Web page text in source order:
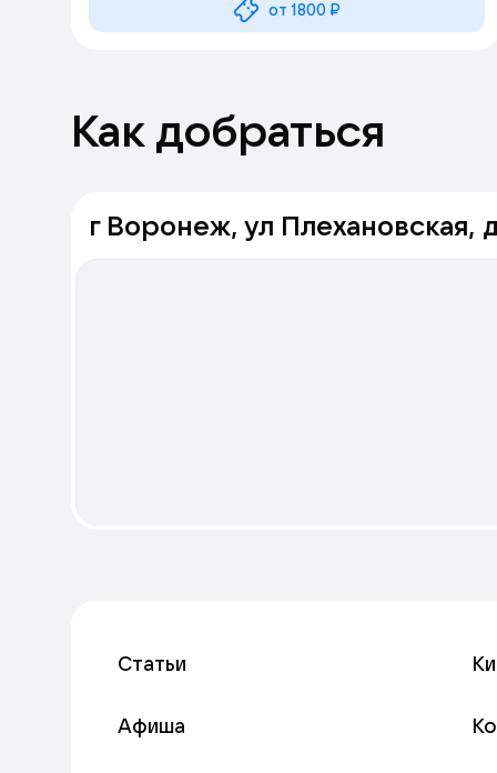
от 1800 ₽
Как добраться
г Воронеж, ул Плехановская,
Статьи
Афиша